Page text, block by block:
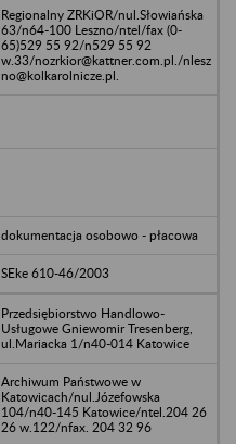
Regionalny ZRKiOR/nul.Słowiańska
63/n64-100 Leszno/ntel/fax (0-
65)529 55 92/n529 55 92
w.33/nozrkior@kattner.com.pl./nlesz
no@kolkarolnicze.pl.
dokumentacja osobowo - płacowa
SEke 610-46/2003
Przedsiębiorstwo Handlowo-
Usługowe Gniewomir Tresenberg,
ul.Mariacka 1/n40-014 Katowice
Archiwum Państwowe w
Katowicach/nul.Józefowska
104/n40-145 Katowice/ntel.204 26
26 w.122/nfax. 204 32 96